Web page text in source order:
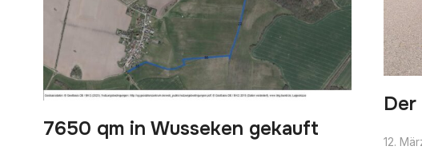
7650 qm in Wusseken gekauft
12.